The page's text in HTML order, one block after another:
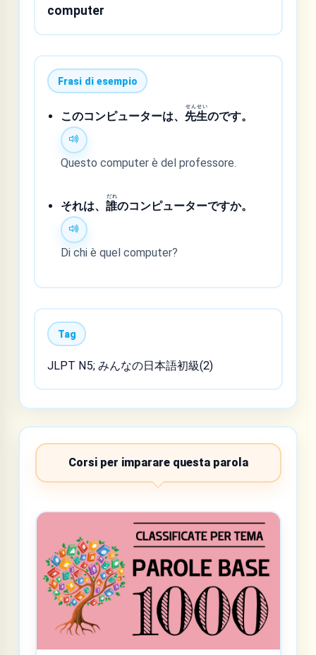
computer
Frasi di esempio
このコンピューターは、 先
せん
生
せい
のです。
Questo computer è del professore.
それは、誰
だれ
のコンピューターですか。
Di chi è quel computer?
Tag
JLPT N5; みんなの日本語初級(2)
Corsi per imparare questa parola